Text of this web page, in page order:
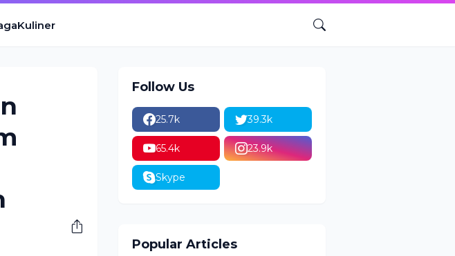
Kuliner
Follow Us
25.7k 39.3k
65.4k 23.9k
Skype
Popular Articles